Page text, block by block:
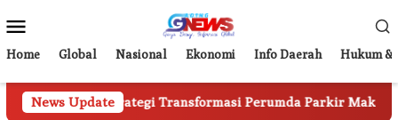
ke
kontenMobile
Home Global Nasional Ekonomi Info Daerah Hukum &
News Update
Strategi Transformasi Perumda Parkir Makassar